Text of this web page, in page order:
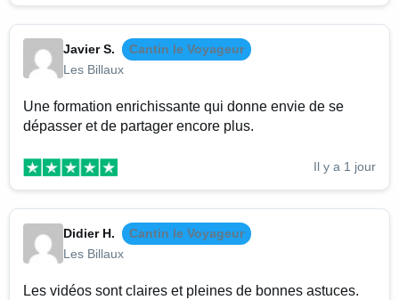
Javier S.
Cantin le Voyageur
Les Billaux
Une formation enrichissante qui donne envie de se
dépasser et de partager encore plus.
Il y a 1 jour
Didier H.
Cantin le Voyageur
Les Billaux
Les vidéos sont claires et pleines de bonnes astuces.